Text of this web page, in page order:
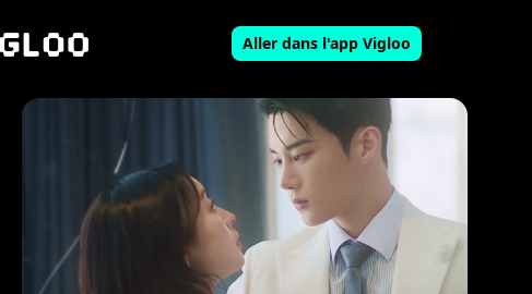
Aller dans l'app Vigloo